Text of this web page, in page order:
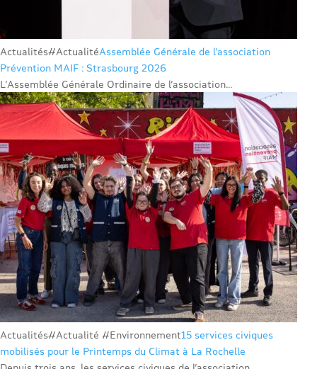
Actualités#ActualitéAssemblée Générale de l’association
Prévention MAIF : Strasbourg 2026
L’Assemblée Générale Ordinaire de l’association...
Actualités#Actualité #Environnement15 services civiques
mobilisés pour le Printemps du Climat à La Rochelle